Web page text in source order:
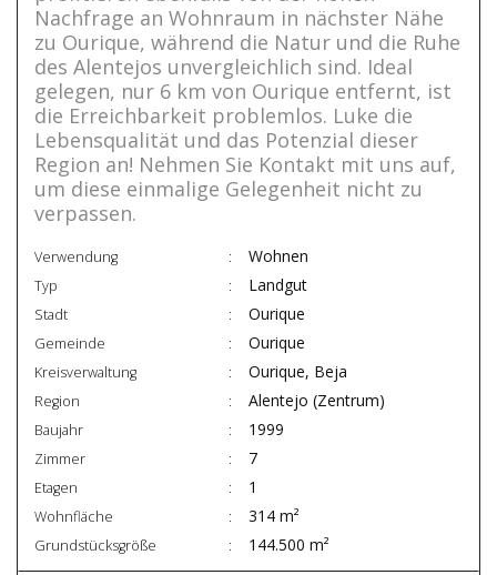
Nachfrage an Wohnraum in nächster Nähe
zu Ourique, während die Natur und die Ruhe
des Alentejos unvergleichlich sind. Ideal
gelegen, nur 6 km von Ourique entfernt, ist
die Erreichbarkeit problemlos. Luke die
Lebensqualität und das Potenzial dieser
Region an! Nehmen Sie Kontakt mit uns auf,
um diese einmalige Gelegenheit nicht zu
verpassen.
Verwendung Wohnen
Typ Landgut
Stadt Ourique
Gemeinde Ourique
Kreisverwaltung Ourique, Beja
Region Alentejo (Zentrum)
Baujahr 1999
Zimmer 7
Etagen 1
Wohnfläche 314 m²
Grundstücksgröße 144.500 m²